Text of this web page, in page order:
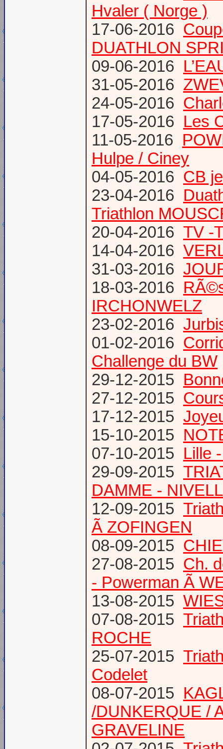
Hvaler ( Norge )
17-06-2016
DUATHLON
09-06-2016
31-05-2016
24-05-2016
17-05-2016 Les
11-05-2016
Hulpe / Ciney
04-05-2016 CB
23-04-2016
Triathlon
20-04-2016 TV -
14-04-2016
31-03-2016
18-03-2016
IRCHONWELZ
23-02-2016
01-02-2016
Challenge du BW
29-12-2015
27-12-2015
17-12-2015
15-10-2015
07-10-2015 Lille
29-09-2015
DAMME -
12-09-2015
Ã ZOFINGEN
08-09-2015
27-08-2015 Ch.
- Powerman Ã
13-08-2015
07-08-2015
ROCHE
25-07-2015
Codelet
08-07-2015
/DUNKERQUE /
GRAVELINE